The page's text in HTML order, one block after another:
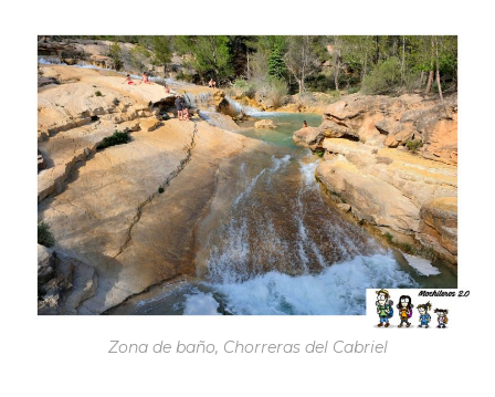
Zona de baño, Chorreras del Cabriel